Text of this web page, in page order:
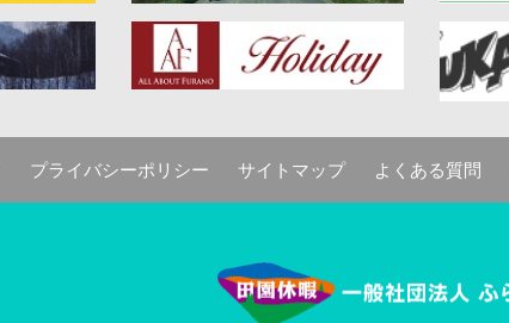
プライバシーポリシー サイトマップ よくある質問